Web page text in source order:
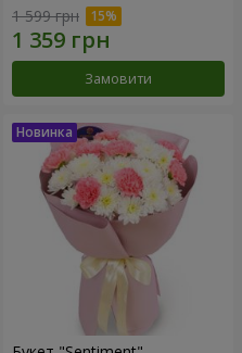
1 599 грн
Замовити